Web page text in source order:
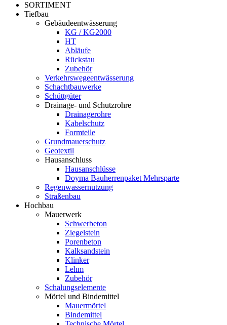
SORTIMENT
Tiefbau
Gebäudeentwässerung
KG / KG2000
HT
Abläufe
Rückstau
Zubehör
Verkehrswegeentwässerung
Schachtbauwerke
Schüttgüter
Drainage- und Schutzrohre
Drainagerohre
Kabelschutz
Formteile
Grundmauerschutz
Geotextil
Hausanschluss
Hausanschlüsse
Doyma Bauherrenpaket Mehrsparte
Regenwassernutzung
Straßenbau
Hochbau
Mauerwerk
Schwerbeton
Ziegelstein
Porenbeton
Kalksandstein
Klinker
Lehm
Zubehör
Schalungselemente
Mörtel und Bindemittel
Mauermörtel
Bindemittel